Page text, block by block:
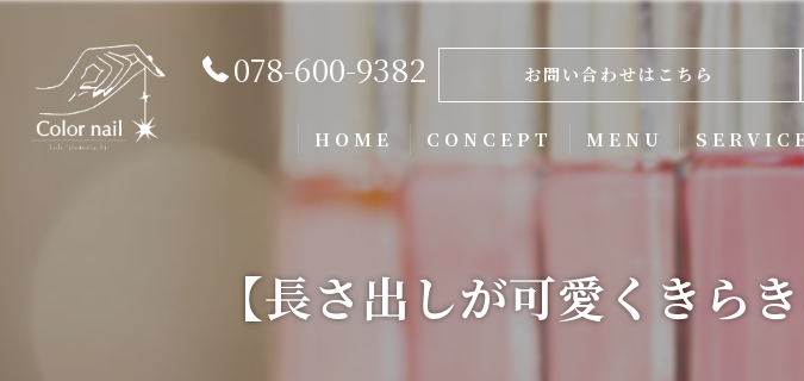
078-600-9382 お問い合わせはこちら
HOME CONCEPT MENU
【長さ出しが可愛くきら